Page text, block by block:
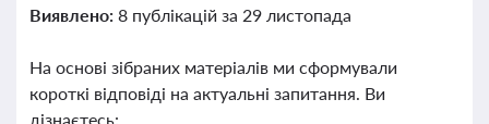
Виявлено: 8 публікацій за 29 листопада
На основі зібраних матеріалів ми сформували
короткі відповіді на актуальні запитання. Ви
дізнаєтесь: